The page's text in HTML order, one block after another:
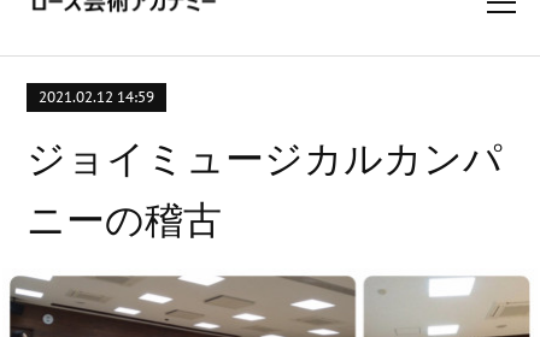
2021.02.12 14:59
ジョイミュージカルカンパ
ニーの稽古